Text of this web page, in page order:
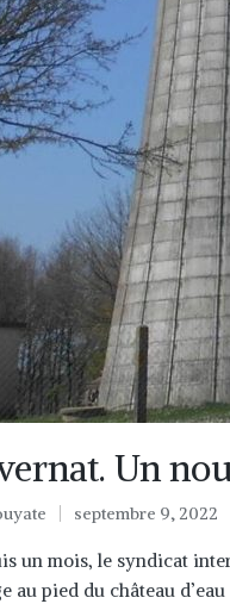
Un
septembre 9, 2022
un mois, le syndicat
au pied du château